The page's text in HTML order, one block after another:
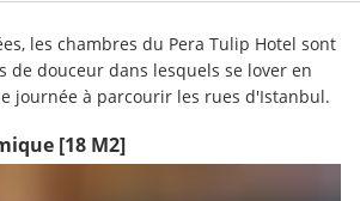
les chambres du Pera Tulip Hotel sont
de douceur dans lesquels se lover en
journée à parcourir les rues d'Istanbul.
[18 M2]